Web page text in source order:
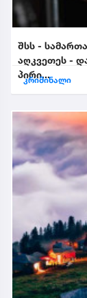
შსს -
აღკვეთეს -
პირი...
კრიმინალი